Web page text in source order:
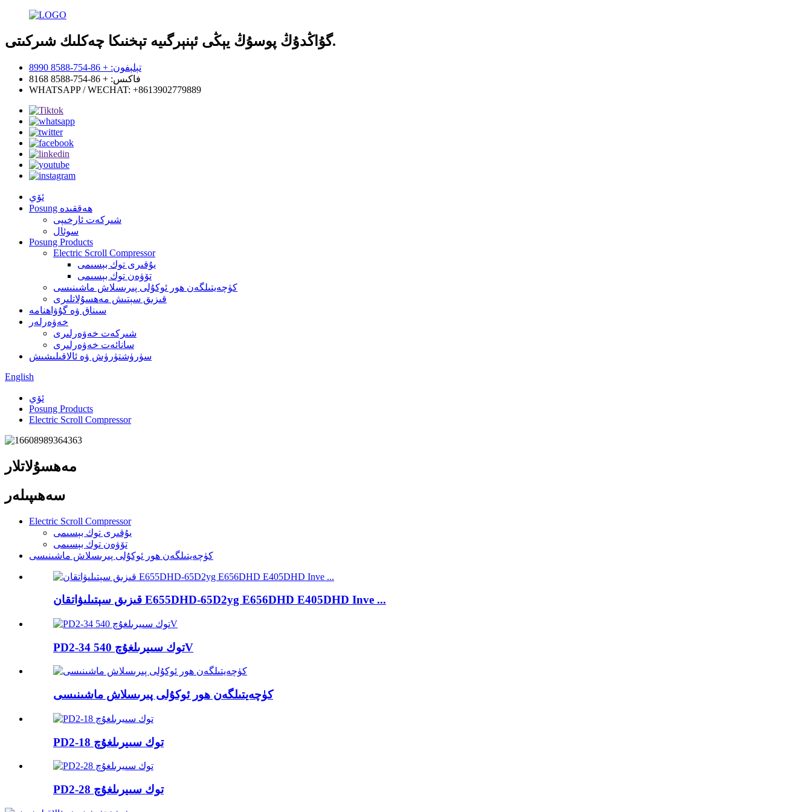
گۇاڭدۇڭ پوسۇڭ يېڭى ئېنېرگىيە تېخنىكا چەكلىك شىركىتى.
تېلېفون: + 86-754-8588 8990
فاكىس: + 86-754-8588 8168
WHATSAPP / WECHAT: +8613902779889
ئۆي
Posung ھەققىدە
شىركەت ئارخىپى
سوئال
Posung Products
Electric Scroll Compressor
يۇقىرى توك بېسىمى
تۆۋەن توك بېسىمى
كۈچەيتىلگەن ھور ئوكۇلى پىرىسلاش ماشىنىسى
قىزىق سېتىش مەھسۇلاتلىرى
سىناق ۋە گۇۋاھنامە
خەۋەرلەر
شىركەت خەۋەرلىرى
سانائەت خەۋەرلىرى
سۈرۈشتۈرۈش ۋە ئالاقىلىشىش
English
ئۆي
Posung Products
Electric Scroll Compressor
مەھسۇلاتلار
سەھىپىلەر
Electric Scroll Compressor
يۇقىرى توك بېسىمى
تۆۋەن توك بېسىمى
كۈچەيتىلگەن ھور ئوكۇلى پىرىسلاش ماشىنىسى
قىزىق سېتىلىۋاتقان E655DHD-65D2yg E656DHD E405DHD Inve ...
PD2-34 توك سىيرىلغۇچ 540V
كۈچەيتىلگەن ھور ئوكۇلى پىرىسلاش ماشىنىسى
PD2-18 توك سىيرىلغۇچ
PD2-28 توك سىيرىلغۇچ